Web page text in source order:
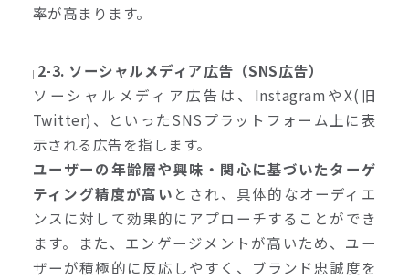
率が高まります。
2-3. ソーシャルメディア広告（SNS広告）
ソーシャルメディア広告は、InstagramやX(旧
Twitter)、といったSNSプラットフォーム上に表
示される広告を指します。
ユーザーの年齢層や興味・関心に基づいたターゲ
ティング精度が高い とされ、具体的なオーディエ
ンスに対して効果的にアプローチすることができ
ます。また、エンゲージメントが高いため、ユー
ザーが積極的に反応しやすく、ブランド忠誠度を